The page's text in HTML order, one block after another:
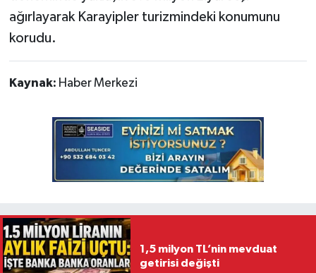
ağırlayarak Karayipler turizmindeki konumunu
korudu.
Kaynak: Haber Merkezi
1,5 milyon TL’nin mevduat
getirisi değişti